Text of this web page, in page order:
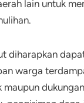
lain untuk
diharapkan
warga
maupun